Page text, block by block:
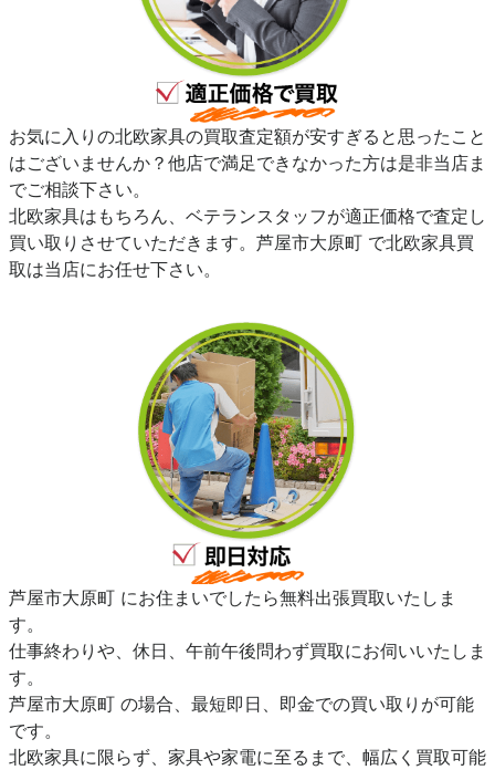
お気に入りの北欧家具の買取査定額が安すぎると思ったこと
はございませんか？他店で満足できなかった方は是非当店ま
でご相談下さい。
北欧家具はもちろん、ベテランスタッフが適正価格で査定し
買い取りさせていただきます。芦屋市大原町 で北欧家具買
取は当店にお任せ下さい。
芦屋市大原町 にお住まいでしたら無料出張買取いたしま
す。
仕事終わりや、休日、午前午後問わず買取にお伺いいたしま
す。
芦屋市大原町 の場合、最短即日、即金での買い取りが可能
です。
北欧家具に限らず、家具や家電に至るまで、幅広く買取可能